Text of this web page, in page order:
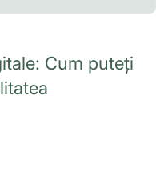
Cum puteți